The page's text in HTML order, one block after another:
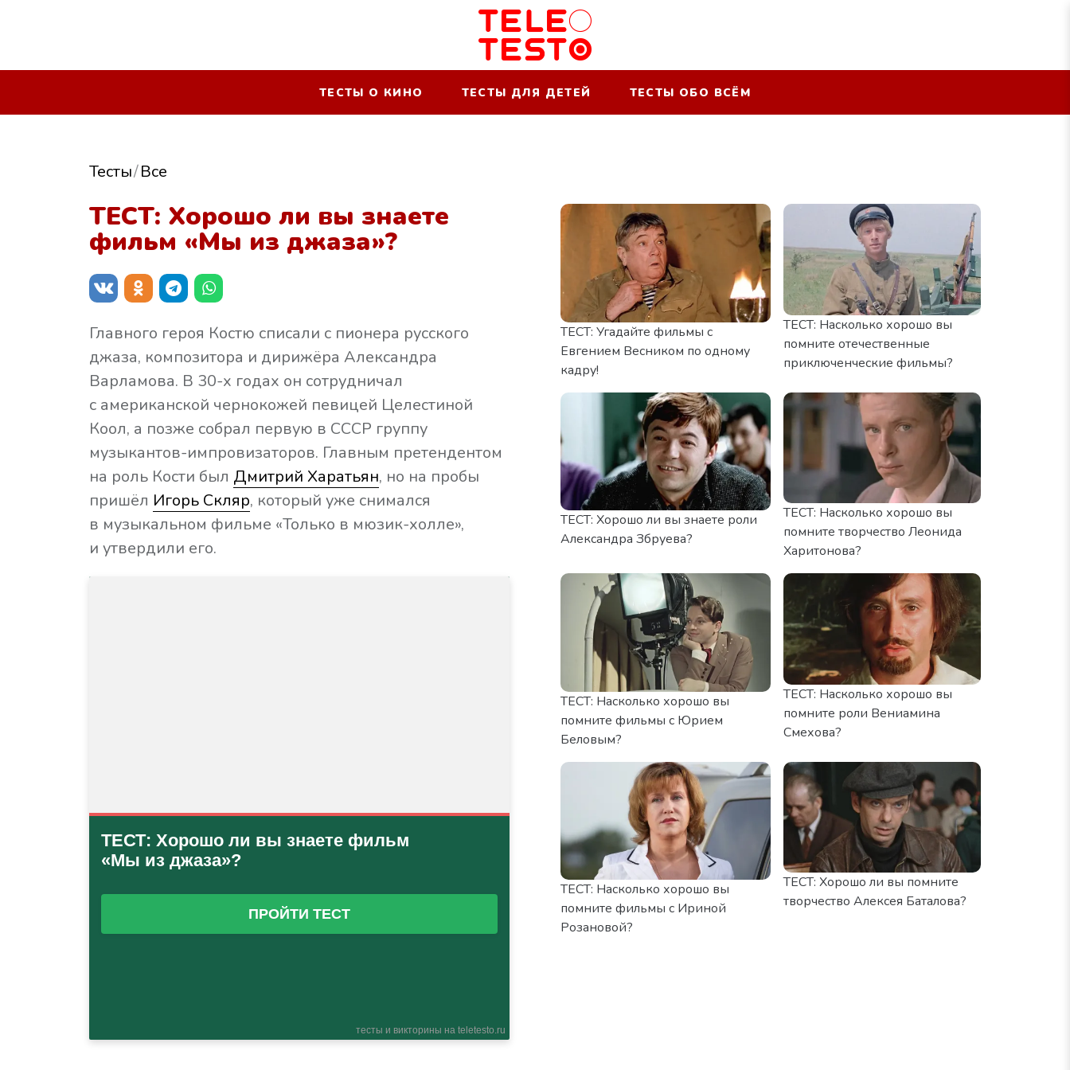
ТЕСТЫ О КИНО ТЕСТЫ ДЛЯ ДЕТЕЙ ТЕСТЫ ОБО ВСЁМ
Тесты Все
ТЕСТ: Хорошо ли вы знаете
фильм «Мы из джаза»?
Главного героя Костю списали с пионера русского
джаза, композитора и дирижёра Александра
Варламова. В 30-х годах он сотрудничал
с американской чернокожей певицей Целестиной
Коол, а позже собрал первую в СССР группу
музыкантов-импровизаторов. Главным претендентом
на роль Кости был Дмитрий Харатьян, но на пробы
пришёл Игорь Скляр, который уже снимался
в музыкальном фильме «Только в мюзик-холле»,
и утвердили его.
ТЕСТ: Угадайте фильмы с
Евгением Весником по одному
кадру!
ТЕСТ: Насколько хорошо вы
помните отечественные
приключенческие фильмы?
ТЕСТ: Хорошо ли вы знаете роли
Александра Збруева?
ТЕСТ: Насколько хорошо вы
помните творчество Леонида
Харитонова?
ТЕСТ: Насколько хорошо вы
помните фильмы с Юрием
Беловым?
ТЕСТ: Насколько хорошо вы
помните роли Вениамина
Смехова?
ТЕСТ: Насколько хорошо вы
помните фильмы с Ириной
Розановой?
ТЕСТ: Хорошо ли вы помните
творчество Алексея Баталова?